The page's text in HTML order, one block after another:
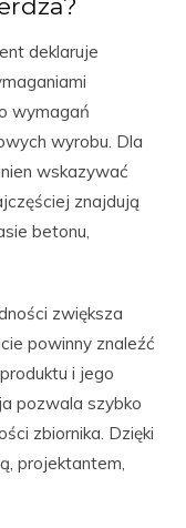
deklaruje
wymagań
wyrobu. Dla
wskazywać
znajdują
betonu,
zwiększa
powinny znaleźć
i jego
pozwala szybko
zbiornika. Dzięki
projektantem,